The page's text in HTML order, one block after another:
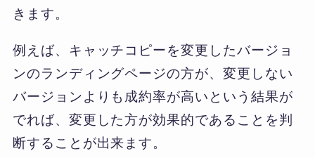
きます。
例えば、キャッチコピーを変更したバージョ
ンのランディングページの方が、変更しない
バージョンよりも成約率が高いという結果が
でれば、変更した方が効果的であることを判
断することが出来ます。